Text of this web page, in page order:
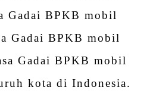
Gadai BPKB mobil
Gadai BPKB mobil
Gadai BPKB mobil
kota di Indonesia.